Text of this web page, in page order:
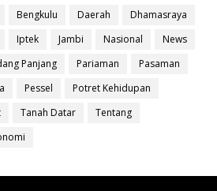
Bengkulu Daerah
Dhamasraya
Iptek Jambi Nasional
News
Panjang Pariaman
Pasaman
Pessel
Potret Kehidupan
Tanah Datar
Tentang